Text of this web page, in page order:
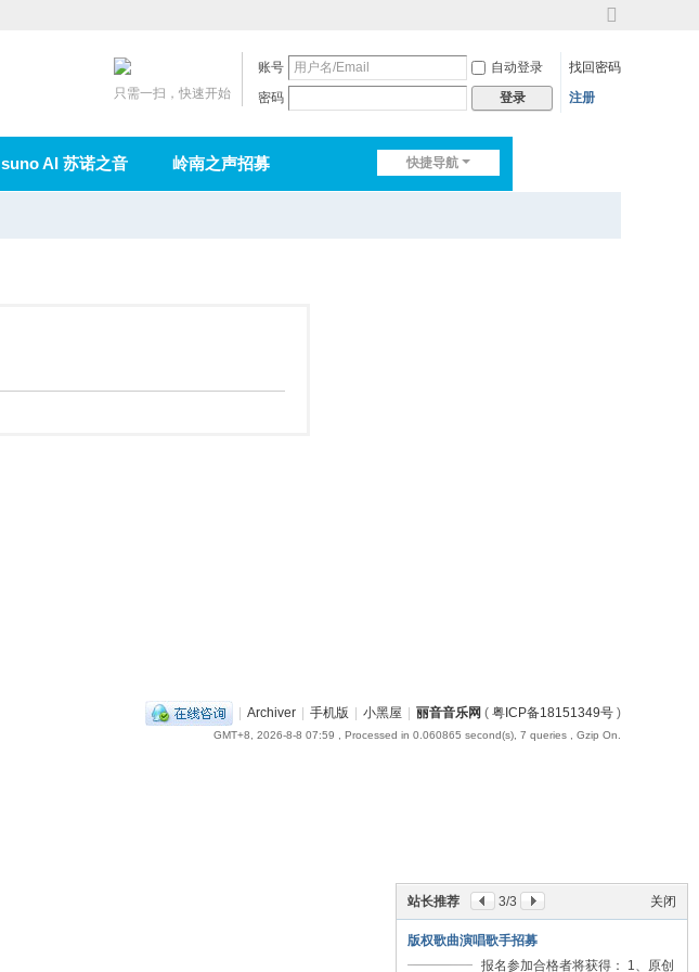
到
账号 自动登录
找回密码
密码
登录 注册
只需一扫，快速开始
快捷导航
suno AI 苏诺之音 岭南之声招募
关闭
站长推荐 3/3
版权歌曲演唱歌手招募
报名参加合格者将获得： 1、原创
| Archiver | 手机版 | 小黑屋 | 丽音音乐网 ( 粤ICP备18151349号 )
GMT+8, 2026-8-8 07:59 , Processed in 0.060865 second(s), 7 queries , Gzip On.